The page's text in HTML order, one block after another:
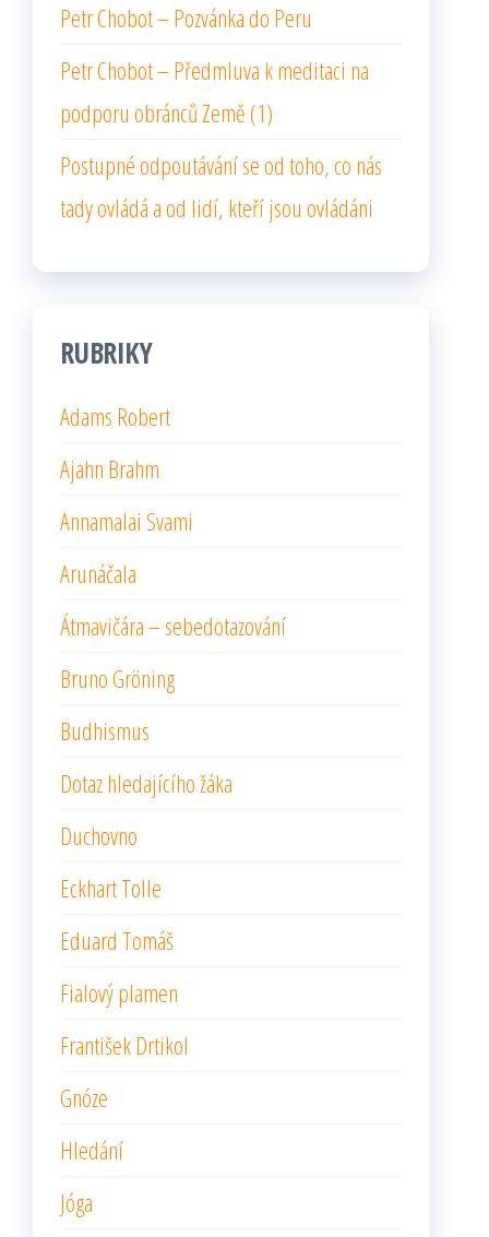
Petr Chobot – Pozvánka do Peru
Petr Chobot – Předmluva k meditaci na
podporu obránců Země (1)
Postupné odpoutávání se od toho, co nás
tady ovládá a od lidí, kteří jsou ovládáni
RUBRIKY
Adams Robert
Ajahn Brahm
Annamalai Svami
Arunáčala
Átmavičára – sebedotazování
Bruno Gröning
Budhismus
Dotaz hledajícího žáka
Duchovno
Eckhart Tolle
Eduard Tomáš
Fialový plamen
František Drtikol
Gnóze
Hledání
Jóga